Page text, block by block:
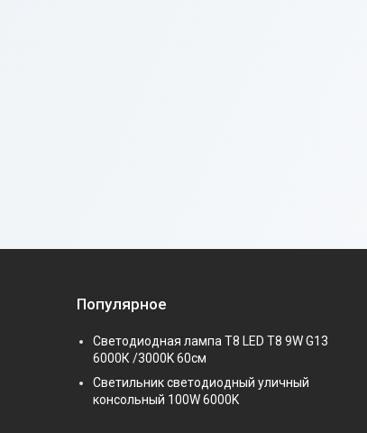
Популярное
Светодиодная лампа Т8 LED T8 9W G13
6000К /3000K 60см
Светильник светодиодный уличный
консольный 100W 6000K